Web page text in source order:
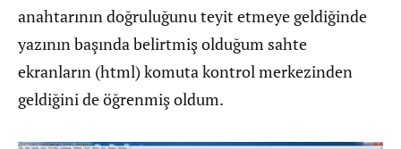
anahtarının doğruluğunu teyit etmeye geldiğinde
yazının başında belirtmiş olduğum sahte
ekranların (html) komuta kontrol merkezinden
geldiğini de öğrenmiş oldum.